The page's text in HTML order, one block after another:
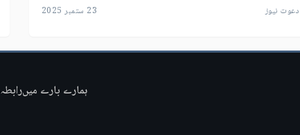
دعوت نیوز 23 ستمبر 2025
ہمارے بارے میںرابطہ